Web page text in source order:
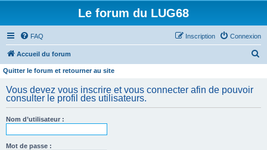
Le forum du LUG68
FAQ Connexion
Inscription
Accueil du forum
e
Quitter le forum et retourner au site
Vous devez vous inscrire et vous connecter afin de pouvoir
consulter le profil des utilisateurs.
Nom d’utilisateur :
Mot de passe :